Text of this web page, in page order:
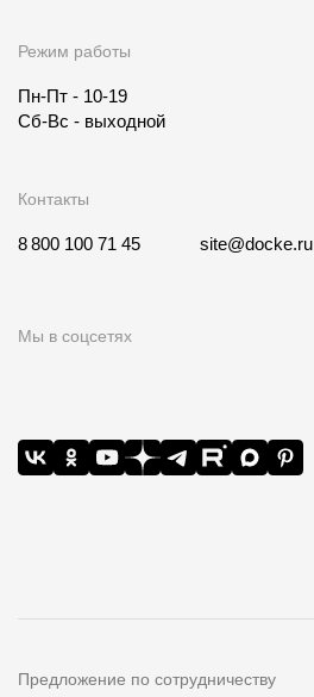
Режим работы
Пн-Пт - 10-19
Сб-Вс - выходной
Контакты
8 800 100 71 45 site@docke.ru
Мы в соцсетях
Предложение по сотрудничеству